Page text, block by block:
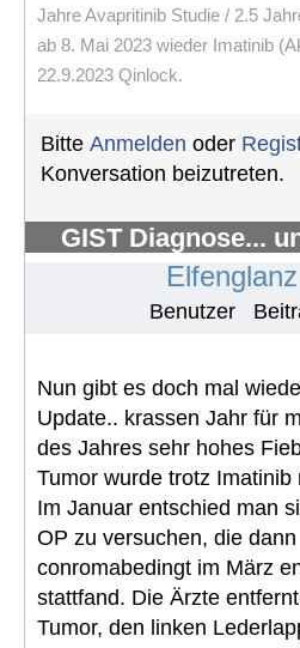
Jahre Avapritinib Studie / 2.5
ab 8. Mai 2023 wieder Imatinib
22.9.2023 Qinlock.
Bitte Anmelden oder
Konversation beizutreten.
GIST Diagnose...
Elfenglanz
Benutzer
Nun gibt es doch mal
Update.. krassen Jahr für
des Jahres sehr hohes
Tumor wurde trotz Imatinib
Im Januar entschied man
OP zu versuchen, die dann
conromabedingt im März
stattfand. Die Ärzte
Tumor, den linken